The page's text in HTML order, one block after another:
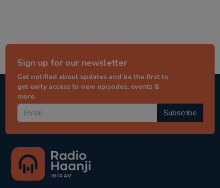
Sign up for our newsletter
Get notified about updates and be the first to
get early access to new episodes, events &
more.
Subscribe